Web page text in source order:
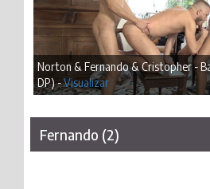
Norton & Fernando & Cristopher -
DP) -Visualizar
Fernando (2)